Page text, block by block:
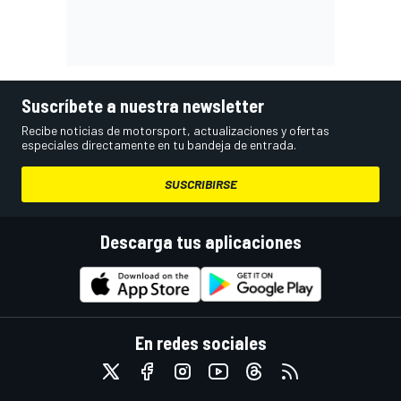
Suscríbete a nuestra newsletter
Recibe noticias de motorsport, actualizaciones y ofertas
especiales directamente en tu bandeja de entrada.
SUSCRIBIRSE
Descarga tus aplicaciones
En redes sociales